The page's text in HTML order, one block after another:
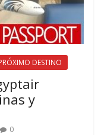
DESTINO
y
0